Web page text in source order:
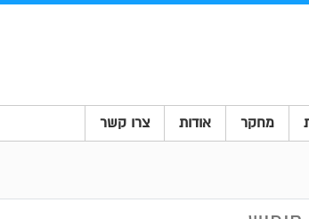
מחקר אודות צרו קשר